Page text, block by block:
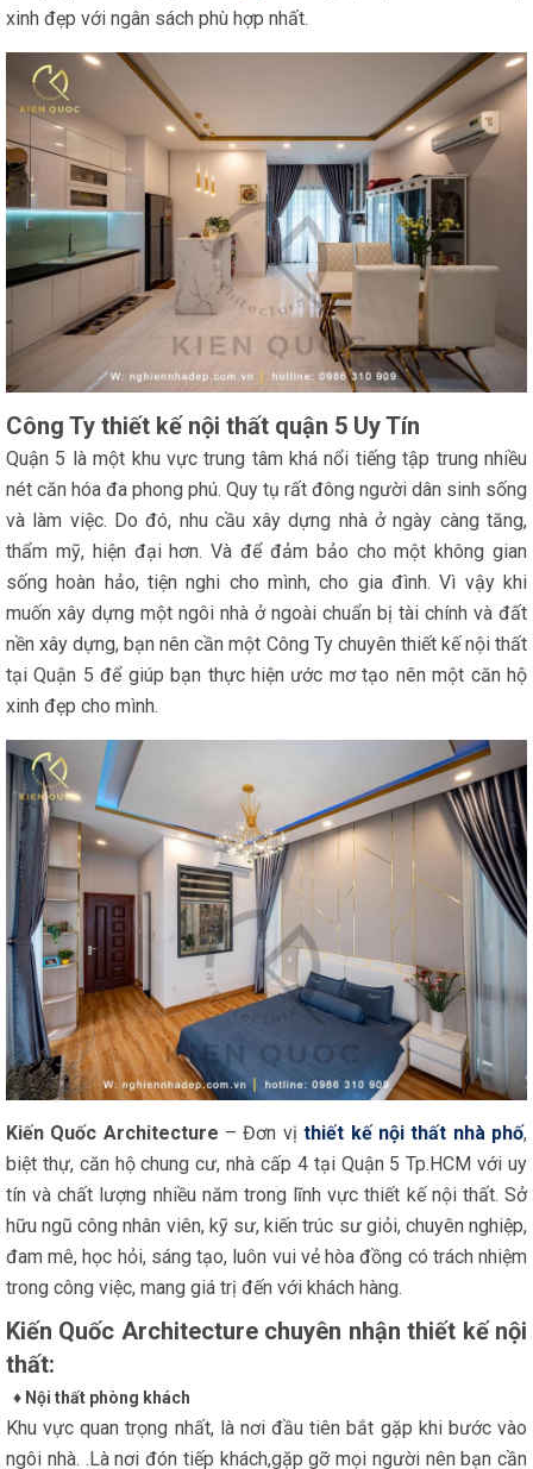
xinh đẹp với ngân sách phù hợp nhất.
Công Ty thiết kế nội thất quận 5 Uy Tín
Quận 5 là một khu vực trung tâm khá nổi tiếng tập trung nhiều
nét căn hóa đa phong phú. Quy tụ rất đông người dân sinh sống
và làm việc. Do đó, nhu cầu xây dựng nhà ở ngày càng tăng,
thẩm mỹ, hiện đại hơn. Và để đảm bảo cho một không gian
sống hoàn hảo, tiện nghi cho mình, cho gia đình. Vì vậy khi
muốn xây dựng một ngôi nhà ở ngoài chuẩn bị tài chính và đất
nền xây dựng, bạn nên cần một Công Ty chuyên thiết kế nội thất
tại Quận 5 để giúp bạn thực hiện ước mơ tạo nên một căn hộ
xinh đẹp cho mình.
Kiến Quốc Architecture – Đơn vịthiết kế nội thất nhà phố,
biệt thự, căn hộ chung cư, nhà cấp 4 tại Quận 5 Tp.HCM với uy
tín và chất lượng nhiều năm trong lĩnh vực thiết kế nội thất. Sở
hữu ngũ công nhân viên, kỹ sư, kiến trúc sư giỏi, chuyên nghiệp,
đam mê, học hỏi, sáng tạo, luôn vui vẻ hòa đồng có trách nhiệm
trong công việc, mang giá trị đến với khách hàng.
Kiến Quốc Architecture chuyên nhận thiết kế nội
thất:
♦ Nội thất phòng khách
Khu vực quan trọng nhất, là nơi đầu tiên bắt gặp khi bước vào
ngôi nhà. .Là nơi đón tiếp khách,gặp gỡ mọi người nên bạn cần